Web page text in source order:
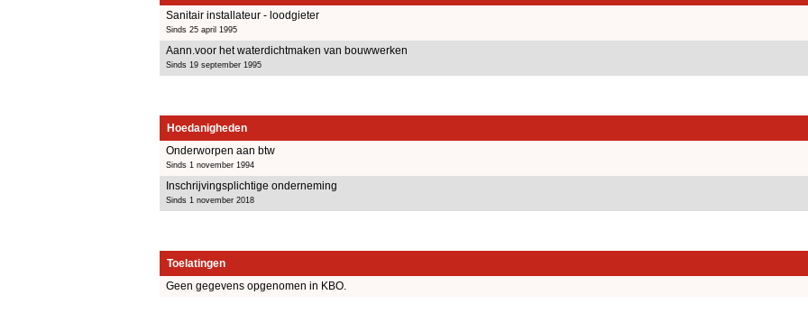
Sanitair installateur - loodgieter
Sinds 25 april 1995
Aann.voor het waterdichtmaken van bouwwerken
Sinds 19 september 1995
Hoedanigheden
Onderworpen aan btw
Sinds 1 november 1994
Inschrijvingsplichtige onderneming
Sinds 1 november 2018
Toelatingen
Geen gegevens opgenomen in KBO.